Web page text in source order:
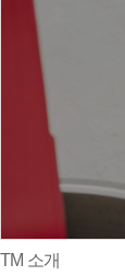
TM 소개